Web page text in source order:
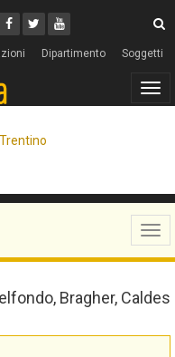
Facebook
Twitter
Youtube
Dipartimento Soggetti
Bragher, Caldes